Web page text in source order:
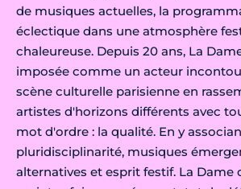
de musiques actuelles, la
éclectique dans une atmosphère
chaleureuse. Depuis 20 ans, La
imposée comme un acteur
scène culturelle parisienne en
artistes d'horizons différents avec
mot d'ordre : la qualité. En y
pluridisciplinarité, musiques
alternatives et esprit festif. La Dame